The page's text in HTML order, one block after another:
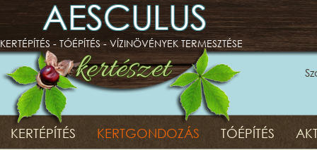
AESCULUS
KERTÉPÍTÉS - TÓÉPÍTÉS - VÍZINÖVÉNYEK TERMESZTÉSE
KERTÉPÍTÉS KERTGONDOZÁS TÓÉPÍTÉS